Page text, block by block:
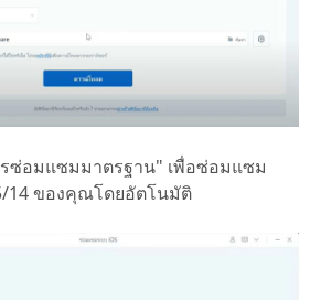
ซ่อมแซมมาตรฐาน" เพื่อซ่อมแซม
14 ของคุณโดยอัตโนมัติ